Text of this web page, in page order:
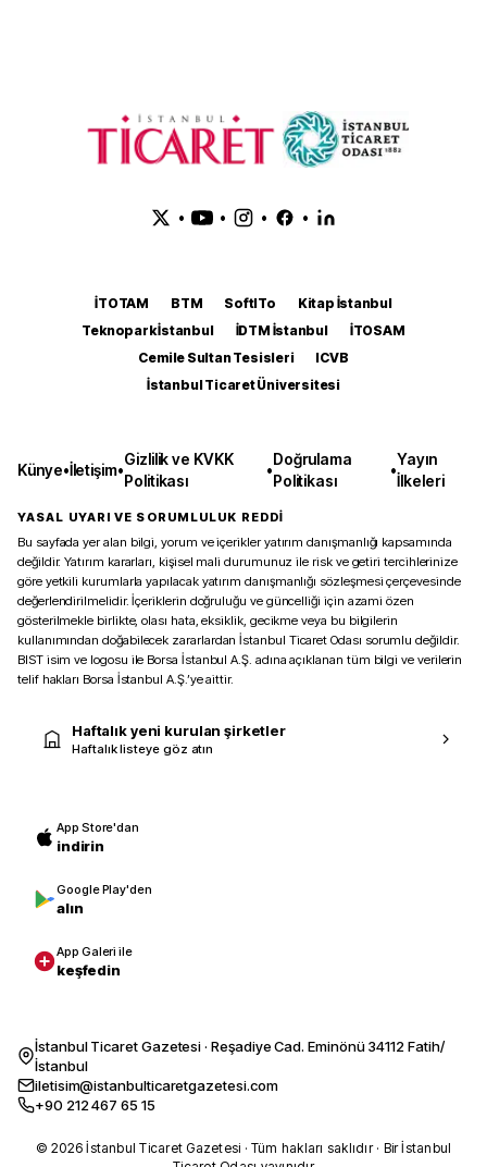
• • • •
İTOTAM BTM SoftITo
Kitap İstanbul
Teknopark İstanbul
İDTM İstanbul
İTOSAM
Cemile Sultan Tesisleri
ICVB
İstanbul Ticaret Üniversitesi
Künye•İletişim•
Gizlilik ve KVKK
Politikası
•
Doğrulama
Politikası
•
Yayın
İlkeleri
YASAL UYARI VE SORUMLULUK REDDİ
Bu sayfada yer alan bilgi, yorum ve içerikler yatırım danışmanlığı kapsamında
değildir. Yatırım kararları, kişisel mali durumunuz ile risk ve getiri tercihlerinize
göre yetkili kurumlarla yapılacak yatırım danışmanlığı sözleşmesi çerçevesinde
değerlendirilmelidir. İçeriklerin doğruluğu ve güncelliği için azami özen
gösterilmekle birlikte, olası hata, eksiklik, gecikme veya bu bilgilerin
kullanımından doğabilecek zararlardan İstanbul Ticaret Odası sorumlu değildir.
BIST isim ve logosu ile Borsa İstanbul A.Ş. adına açıklanan tüm bilgi ve verilerin
telif hakları Borsa İstanbul A.Ş.’ye aittir.
Haftalık yeni kurulan şirketler
Haftalık listeye göz atın
App Store'dan
indirin
Google Play'den
alın
App Galeri ile
keşfedin
İstanbul Ticaret Gazetesi · Reşadiye Cad. Eminönü 34112 Fatih/
İstanbul
iletisim@istanbulticaretgazetesi.com
+90 212 467 65 15
© 2026 İstanbul Ticaret Gazetesi · Tüm hakları saklıdır · Bir İstanbul